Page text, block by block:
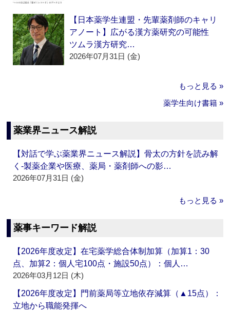
【日本薬学生連盟・先輩薬剤師のキャリ
アノート】広がる漢方薬研究の可能性
ツムラ漢方研究…
2026年07月31日 (金)
もっと見る »
薬学生向け書籍 »
薬業界ニュース解説
【対話で学ぶ薬業界ニュース解説】骨太の方針を読み解
く‐製薬企業や医療、薬局・薬剤師への影…
2026年07月31日 (金)
もっと見る »
薬事キーワード解説
【2026年度改定】在宅薬学総合体制加算（加算1：30
点、加算2：個人宅100点・施設50点）：個人…
2026年03月12日 (木)
【2026年度改定】門前薬局等立地依存減算（▲15点）：
立地から職能発揮へ